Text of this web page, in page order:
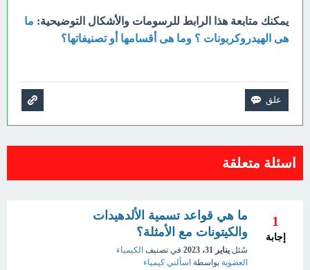
يمكنك متابعة هذا الرابط للرسومات والأشكال التوضيحية: ما
هى الهيدروكربونات ؟ وما هى أقسامها أو تصنيفاتها؟
اسئلة متعلقة
1
إجابة
ما هي قواعد تسمية الألدهيدات
والكيتونات مع الأمثلة؟
سُئل يناير 31، 2023 في تصنيف الكيمياء
العضوية بواسطة اسألني كيمياء